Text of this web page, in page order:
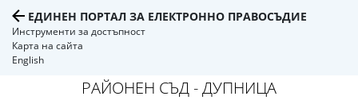
ЕДИНЕН ПОРТАЛ ЗА ЕЛЕКТРОННО ПРАВОСЪДИЕ
Инструменти за достъпност
Карта на сайта
English
РАЙОНЕН СЪД - ДУПНИЦА